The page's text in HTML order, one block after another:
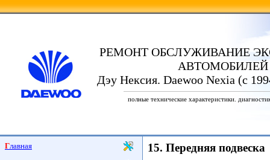
РЕМОНТ ОБСЛУЖИВАНИЕ
АВТОМОБИЛЕЙ
Дэу Нексия. Daewoo Nexia (с
полные технические характеристики.
Главная 15. Передняя подвеска